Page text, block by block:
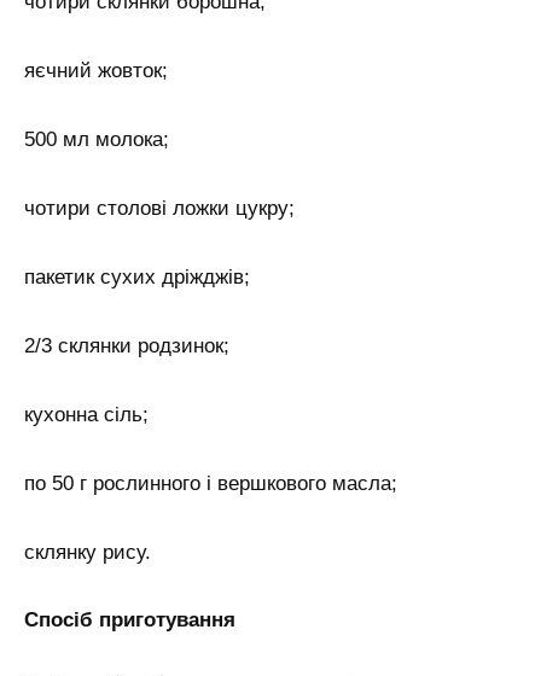
яєчний жовток;
500 мл молока;
чотири столові ложки цукру;
пакетик сухих дріжджів;
2/3 склянки родзинок;
кухонна сіль;
по 50 г рослинного і вершкового масла;
склянку рису.
Спосіб приготування